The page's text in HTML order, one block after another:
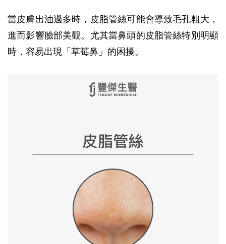
當皮膚出油過多時，皮脂管絲可能會導致毛孔粗大，
進而影響臉部美觀。尤其當鼻頭的皮脂管絲特別明顯
時，容易出現「草莓鼻」的困擾。